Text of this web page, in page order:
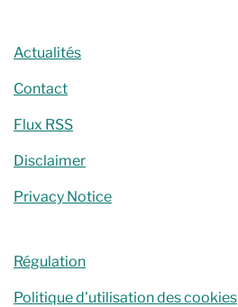
Actualités
Contact
Flux RSS
Disclaimer
Privacy Notice
Régulation
Politique d'utilisation des cookies